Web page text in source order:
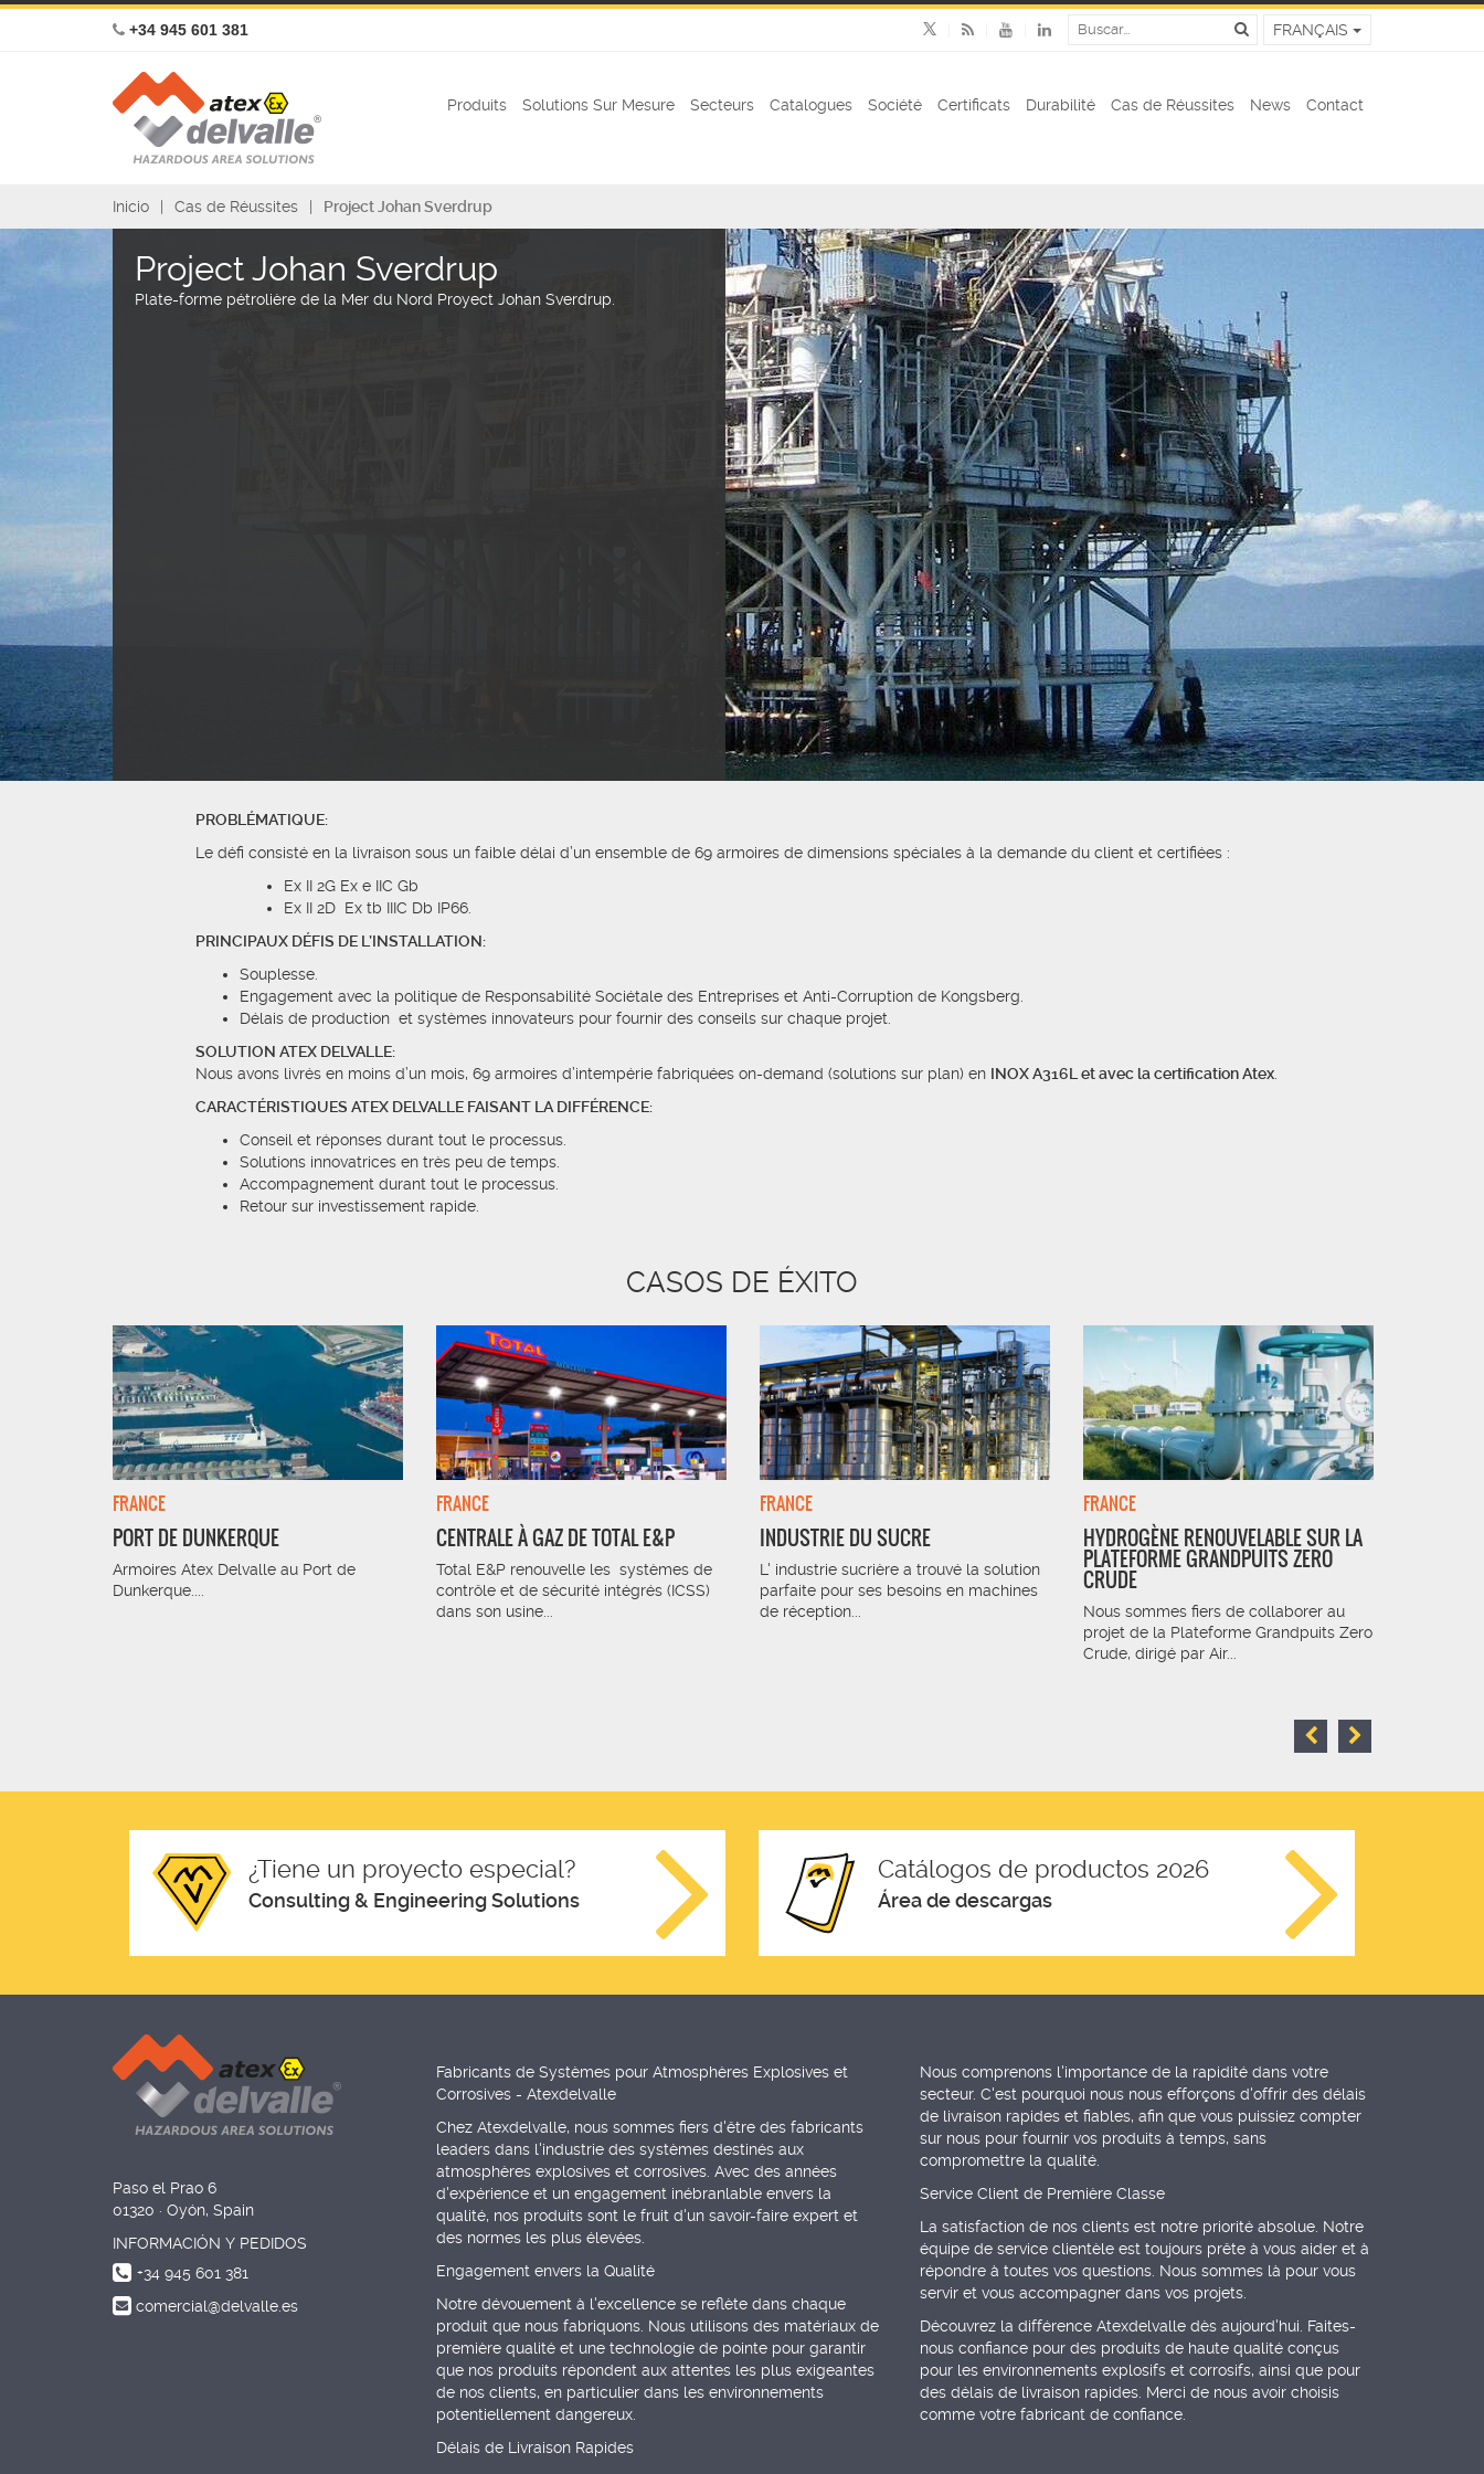
+34 945 601 381 FRANÇAIS
Produits Solutions Sur Mesure Secteurs Catalogues Société Certificats Durabilité Cas de Réussites News Contact
Inicio Cas de Réussites Project Johan Sverdrup
Project Johan Sverdrup
Plate-forme pétrolière de la Mer du Nord Proyect Johan Sverdrup.
PROBLÉMATIQUE:
Le défi consisté en la livraison sous un faible délai d’un ensemble de 69 armoires de dimensions spéciales à la demande du client et certifiées :
Ex II 2G Ex e IIC Gb
Ex II 2D Ex tb IIIC Db IP66.
PRINCIPAUX DÉFIS DE L’INSTALLATION:
Souplesse.
Engagement avec la politique de Responsabilité Sociétale des Entreprises et Anti-Corruption de Kongsberg.
Délais de production et systèmes innovateurs pour fournir des conseils sur chaque projet.
SOLUTION ATEX DELVALLE:
Nous avons livrés en moins d’un mois, 69 armoires d’intempérie fabriquées on-demand (solutions sur plan) en INOX A316L et avec la certification Atex
CARACTÉRISTIQUES ATEX DELVALLE FAISANT LA DIFFÉRENCE:
Conseil et réponses durant tout le processus.
Solutions innovatrices en très peu de temps.
Accompagnement durant tout le processus.
Retour sur investissement rapide.
CASOS DE ÉXITO
FRANCE
PORT DE DUNKERQUE
Armoires Atex Delvalle au Port de
Dunkerque....
FRANCE
CENTRALE À GAZ DE TOTAL E&P
Total E&P renouvelle les systèmes de
contrôle et de sécurité intégrés (ICSS)
dans son usine...
FRANCE
INDUSTRIE DU SUCRE
L' industrie sucrière a trouvé la solution
parfaite pour ses besoins en machines
de réception...
FRANCE
HYDROGÈNE RENOUVELABLE SUR LA
PLATEFORME GRANDPUITS ZERO
CRUDE
Nous sommes fiers de collaborer au
projet de la Plateforme Grandpuits Zero
Crude, dirigé par Air...
¿Tiene un proyecto especial?
Consulting & Engineering Solutions
Catálogos de productos 2026
Área de descargas
Paso el Prao 6
01320 · Oyón, Spain
INFORMACIÓN Y PEDIDOS
+34 945 601 381
comercial@delvalle.es
Fabricants de Systèmes pour Atmosphères Explosives et
Corrosives - Atexdelvalle
Chez Atexdelvalle, nous sommes fiers d'être des fabricants
leaders dans l'industrie des systèmes destinés aux
atmosphères explosives et corrosives. Avec des années
d'expérience et un engagement inébranlable envers la
qualité, nos produits sont le fruit d'un savoir-faire expert et
des normes les plus élevées.
Engagement envers la Qualité
Notre dévouement à l'excellence se reflète dans chaque
produit que nous fabriquons. Nous utilisons des matériaux de
première qualité et une technologie de pointe pour garantir
que nos produits répondent aux attentes les plus exigeantes
de nos clients, en particulier dans les environnements
potentiellement dangereux.
Délais de Livraison Rapides
Nous comprenons l'importance de la rapidité dans votre
secteur. C'est pourquoi nous nous efforçons d'offrir des délais
de livraison rapides et fiables, afin que vous puissiez compter
sur nous pour fournir vos produits à temps, sans
compromettre la qualité.
Service Client de Première Classe
La satisfaction de nos clients est notre priorité absolue. Notre
équipe de service clientèle est toujours prête à vous aider et à
répondre à toutes vos questions. Nous sommes là pour vous
servir et vous accompagner dans vos projets.
Découvrez la différence Atexdelvalle dès aujourd'hui. Faites-
nous confiance pour des produits de haute qualité conçus
pour les environnements explosifs et corrosifs, ainsi que pour
des délais de livraison rapides. Merci de nous avoir choisis
comme votre fabricant de confiance.